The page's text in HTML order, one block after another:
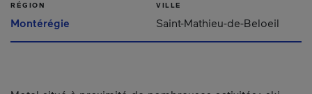
RÉGION
Montérégie
VILLE
Saint-Mathieu-de-Beloeil